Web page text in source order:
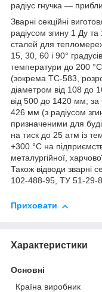
радіус гнучка —
Зварні секційні
радіусом згину 1 Ду
сталей для
15, 30, 60 і 90°
температури до 200
(зокрема ТС-583,
діаметром від 108 до
від 500 до 1420 мм;
426 мм (з радіусом
призначеними для
на тиск до 25 атм із
+300 °C на
металургійної,
Також відводи зварні
102-488-95, ТУ 51-29-
Приховати
Характеристики
Основні
Країна виробник